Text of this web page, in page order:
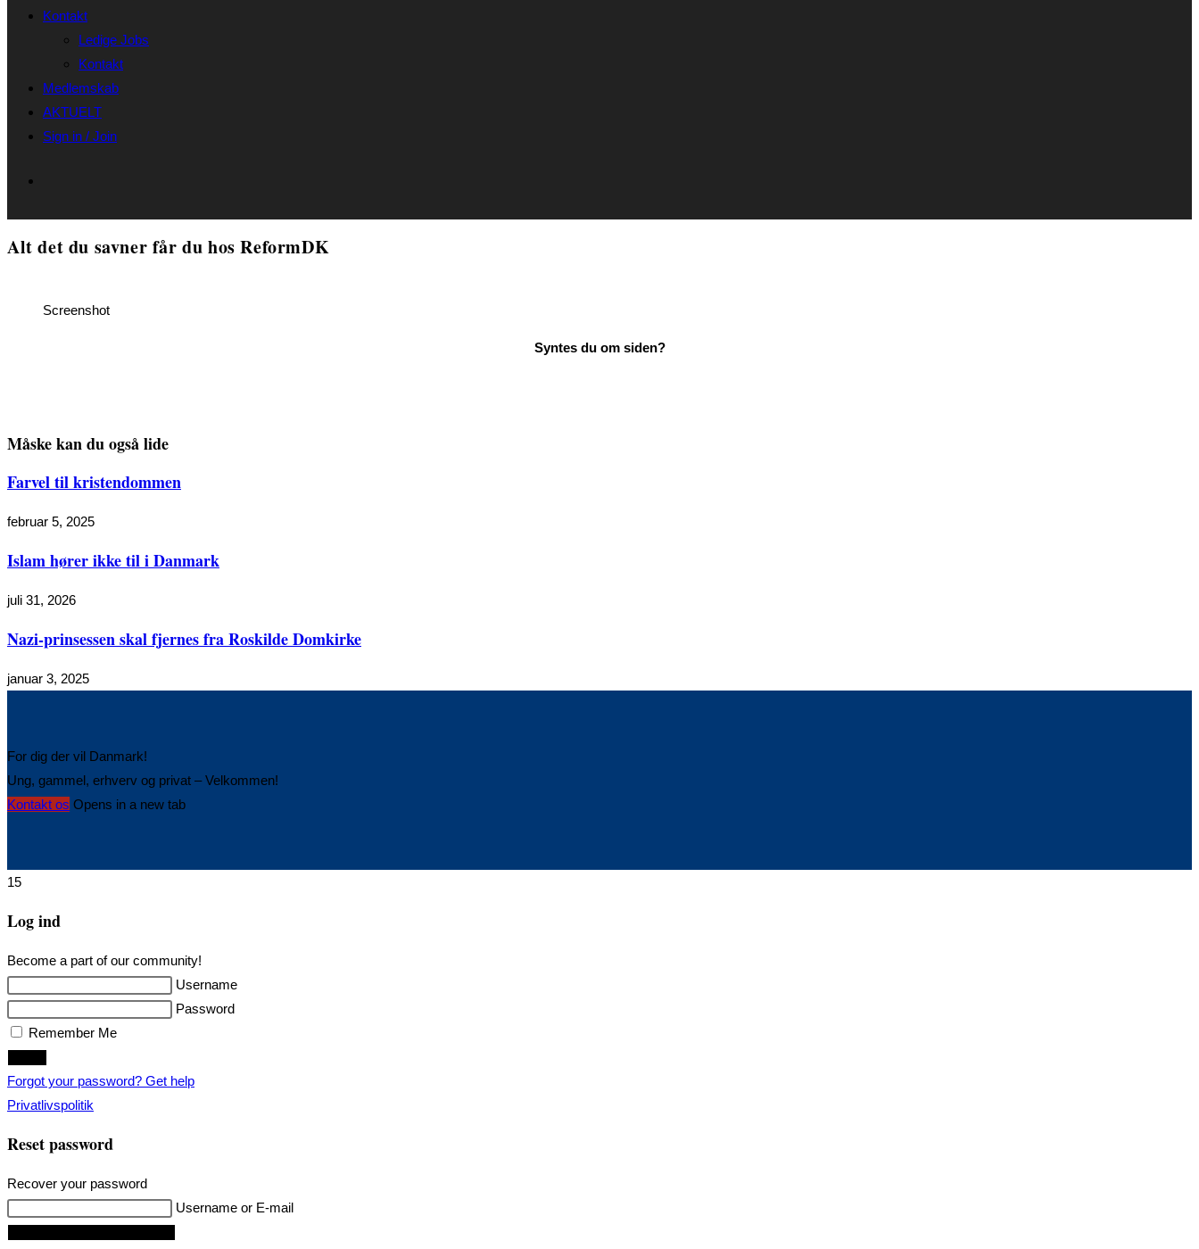
Kontakt
Ledige Jobs
Kontakt
Medlemskab
AKTUELT
Sign in / Join
Alt det du savner får du hos ReformDK
Screenshot
Måske kan du også lide
Farvel til kristendommen
februar 5, 2025
Islam hører ikke til i Danmark
juli 31, 2026
Nazi-prinsessen skal fjernes fra Roskilde Domkirke
januar 3, 2025
For dig der vil Danmark!
Ung, gammel, erhverv og privat – Velkommen!
Kontakt os Opens in a new tab
15
Log ind
Become a part of our community!
Username
Password
Remember Me
Forgot your password? Get help
Privatlivspolitik
Reset password
Recover your password
Username or E-mail